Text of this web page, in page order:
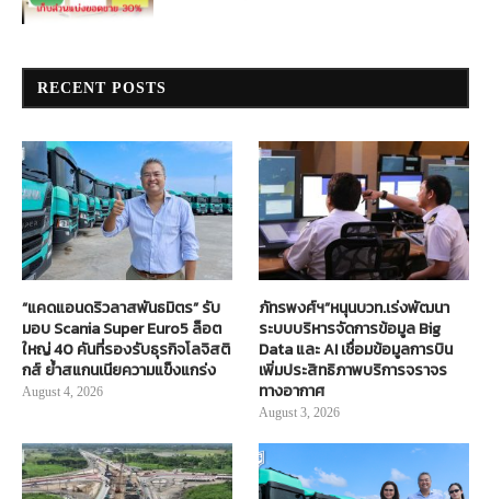
RECENT POSTS
“แคดแอนดริวลาสพันธมิตร” รับ
มอบ Scania Super Euro5 ล็อต
ใหญ่ 40 คันที่รองรับธุรกิจโลจิสติ
กส์ ย้ำสแกนเนียความแข็งแกร่ง
August 4, 2026
ภัทรพงศ์ฯ”หนุนบวท.เร่งพัฒนา
ระบบบริหารจัดการข้อมูล Big
Data และ AI เชื่อมข้อมูลการบิน
เพิ่มประสิทธิภาพบริการจราจร
ทางอากาศ
August 3, 2026